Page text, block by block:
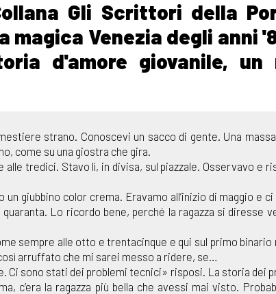
Gli Scrittori della
magica Venezia degli anni
d'amore giovanile,
strano. Conoscevi un sacco di gente. Una
come su una giostra che gira.
tredici. Stavo lì, in divisa, sul piazzale. Osservavo e
giubbino color crema. Eravamo all’inizio di maggio e
Lo ricordo bene, perché la ragazza si
sempre alle otto e trentacinque e qui sul primo binario
arruffato che mi sarei messo a ridere, se…
Ci sono stati dei problemi tecnici» risposi. La storia dei
c’era la ragazza più bella che avessi mai visto.